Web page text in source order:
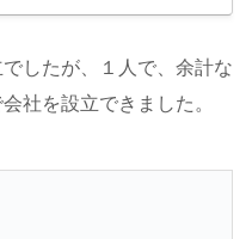
したが、１人で、余計な
社を設立できました。